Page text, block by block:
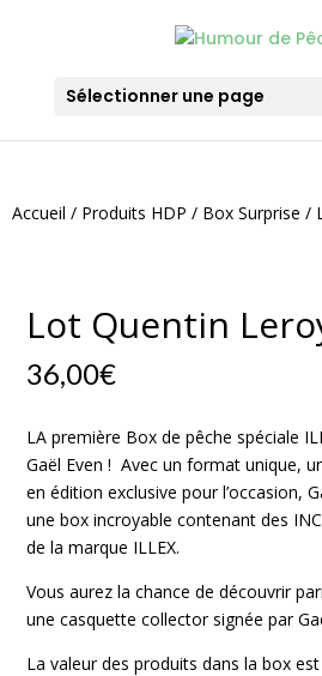
Sélectionner une page
Accueil / Produits HDP / Box Surprise /
Lot Quentin
36,00€
LA première Box de pêche spéciale
Gaël Even ! Avec un format unique,
en édition exclusive pour l’occasion,
une box incroyable contenant des
de la marque ILLEX.
Vous aurez la chance de découvrir
une casquette collector signée par
La valeur des produits dans la box